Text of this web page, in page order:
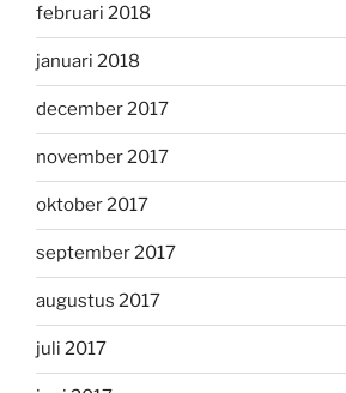
februari 2018
januari 2018
december 2017
november 2017
oktober 2017
september 2017
augustus 2017
juli 2017